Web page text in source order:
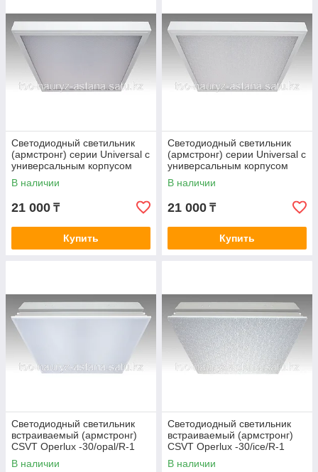
Светодиодный светильник
(армстронг) серии Universal c
универсальным корпусом
CSVT Universal-38/prisma
В наличии
21 000 ₸
Купить
Светодиодный светильник
(армстронг) серии Universal c
универсальным корпусом
CSVT Universal - 38/ice
В наличии
21 000 ₸
Купить
Светодиодный светильник
встраиваемый (армстронг)
CSVT Operlux -30/opal/R-1
В наличии
Светодиодный светильник
встраиваемый (армстронг)
CSVT Operlux -30/ice/R-1
В наличии